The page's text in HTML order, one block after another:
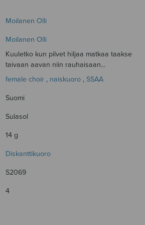
Moilanen Olli
Moilanen Olli
Kuuletko kun pilvet hiljaa matkaa taakse
taivaan aavan niin rauhaisaan...
female choir , naiskuoro , SSAA
Suomi
Sulasol
14 g
Diskanttikuoro
S2069
4